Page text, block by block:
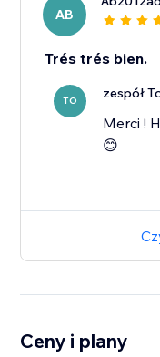
AB
Trés trés bien.
TO zespół
Merci !
😊
Ceny i plany